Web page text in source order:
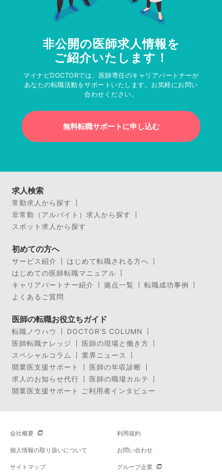
非公開の医師求人情報を
ご紹介いたします！
マイナビDOCTORでは、医師専任のキャリアパートナーが
あなたの転職活動をサポートいたします。お気軽にお問い
合わせください。
無料転職サポートに申し込む
求人検索
常勤求人から探す
非常勤（アルバイト）求人から探す
スポット求人から探す
初めての方へ
サービス紹介
はじめて転職される方へ
はじめての医師転職マニュアル
キャリアパートナー紹介
拠点一覧
転職成功事例
よくあるご質問
医師の転職お役立ちガイド
転職ノウハウ
DOCTOR’S COLUMN
医師転職ナレッジ
医師の現場と働き方
スペシャルコラム
業界ニュース
開業医支援サポート
医師の年収診断
求人のお知らせ代行
医師の職場カルテ
開業医支援サポート ご利用者インタビュー
会社概要 利用規約
個人情報の取り扱いについて お問い合わせ
サイトマップ グループ企業